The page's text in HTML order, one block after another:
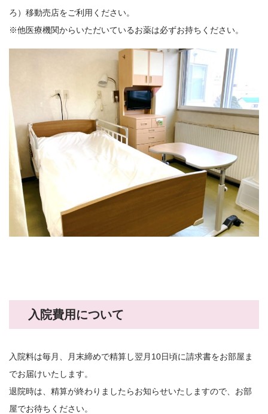
ろ）移動売店をご利用ください。
※他医療機関からいただいているお薬は必ずお持ちください。
入院費用について
入院料は毎月、月末締めで精算し翌月10日頃に請求書をお部屋ま
でお届けいたします。
退院時は、精算が終わりましたらお知らせいたしますので、お部
屋でお待ちください。